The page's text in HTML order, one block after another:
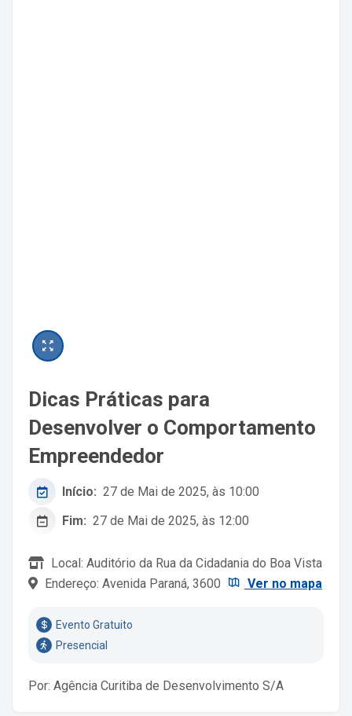
Dicas Práticas para
Desenvolver o Comportamento
Empreendedor
Início: 27 de Mai de 2025, às 10:00
Fim: 27 de Mai de 2025, às 12:00
Local: Auditório da Rua da Cidadania do Boa Vista
Endereço: Avenida Paraná, 3600
Ver no mapa
Evento Gratuito
Presencial
Por: Agência Curitiba de Desenvolvimento S/A